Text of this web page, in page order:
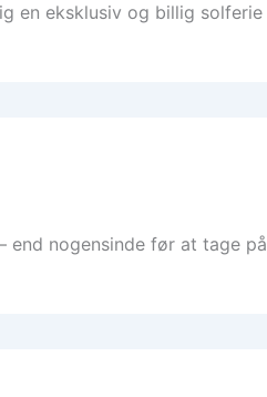
en eksklusiv og billig solferie
end nogensinde før at tage på